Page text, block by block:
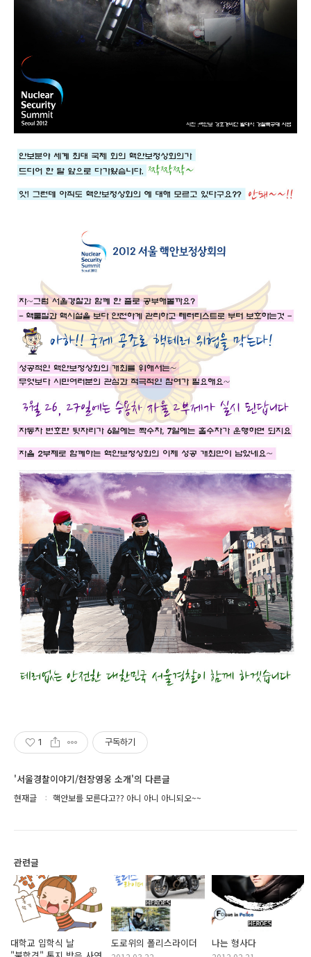
1 구독하기
'서울경찰이야기/현장영웅 소개'의 다른글
현재글 핵안보를 모른다고?? 아니 아니 아니되오~~
관련글
대학교 입학식 날
도로위의 폴리스라이더 나는 형사다